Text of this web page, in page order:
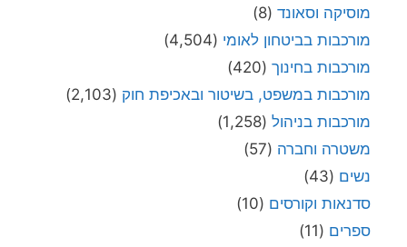
מוסיקה וסאונד (8)
מורכבות בביטחון לאומי (4,504)
מורכבות בחינוך (420)
מורכבות במשפט, בשיטור ובאכיפת חוק (2,103)
מורכבות בניהול (1,258)
משטרה וחברה (57)
נשים (43)
סדנאות וקורסים (10)
ספרים (11)